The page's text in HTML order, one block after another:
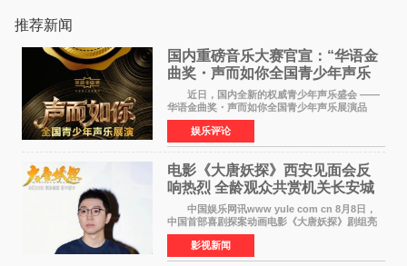
推荐新闻
国内重磅音乐大赛官宣：“华语金
曲奖・声而如你全国青少年声乐
展演” 正式启幕，阿沁出任明星总
评审
近日，国内全新的权威青少年声乐盛会 ——
华语金曲奖・声而如你全国青少年声乐展演品
牌，在湖南长沙隆重举行官宣，国内又一高规格
青少年声乐赛事全面启航。 本赛事由寰宇声
扬联合华语金曲
娱乐评论
电影《大唐妖探》西安见面会反
响热烈 全龄观众共赏机关长安城
中国娱乐网讯www yule com cn 8月8日，
中国首部喜剧探案动画电影《大唐妖探》剧组亮
相西安，举办线下见面会活动。导演程腾、联合
导演黄珉、总制片人曹紫建、制片人李莹莹、领
衔声音出演雷淞然
影视新闻